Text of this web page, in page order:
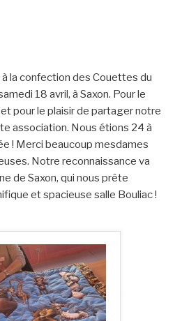
la confection des Couettes du
18 avril, à Saxon. Pour le
pour le plaisir de partager notre
association. Nous étions 24 à
! Merci beaucoup mesdames
Notre reconnaissance va
de Saxon, qui nous prête
et spacieuse salle Bouliac !